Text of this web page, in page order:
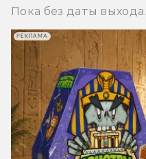
Пока без даты выхода.
РЕКЛАМА